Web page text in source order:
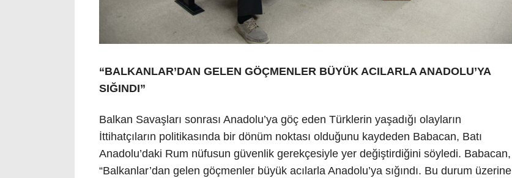
“BALKANLAR’DAN GELEN GÖÇMENLER BÜYÜK ACILARLA ANADOLU’YA
SIĞINDI”
Balkan Savaşları sonrası Anadolu’ya göç eden Türklerin yaşadığı olayların
İttihatçıların politikasında bir dönüm noktası olduğunu kaydeden Babacan, Batı
Anadolu’daki Rum nüfusun güvenlik gerekçesiyle yer değiştirdiğini söyledi. Babacan,
“Balkanlar’dan gelen göçmenler büyük acılarla Anadolu’ya sığındı. Bu durum üzerine